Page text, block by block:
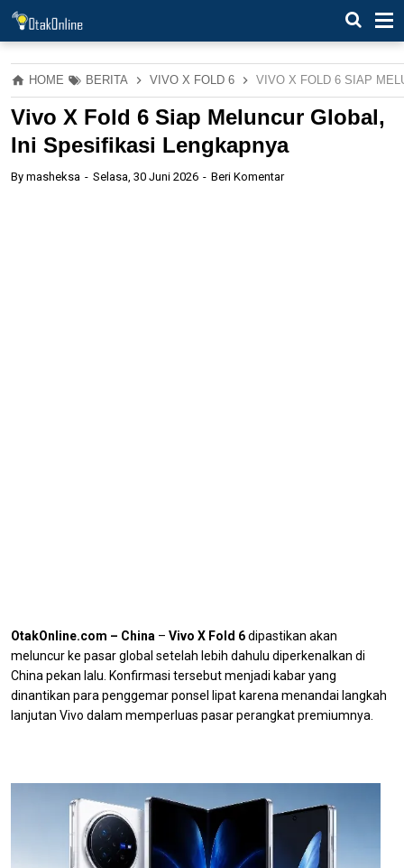
HOME BERITA VIVO X FOLD 6 VIVO X FOLD 6 SIAP
Vivo X Fold 6 Siap Meluncur Global,
Ini Spesifikasi Lengkapnya
By masheksa Selasa, 30 Juni 2026 Beri Komentar
OtakOnline.com – China – Vivo X Fold 6dipastikan akan
meluncur ke pasar global setelah lebih dahulu diperkenalkan di
China pekan lalu. Konfirmasi tersebut menjadi kabar yang
dinantikan para penggemar ponsel lipat karena menandai langkah
lanjutan Vivo dalam memperluas pasar perangkat premiumnya.